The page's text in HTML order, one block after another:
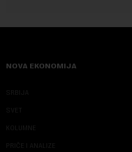
NOVA EKONOMIJA
SRBIJA
SVET
KOLUMNE
PRIČE I ANALIZE